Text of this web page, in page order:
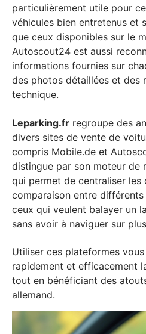
particulièrement utile pour
véhicules bien entretenus et
que ceux disponibles sur le
Autoscout24 est aussi
informations fournies sur
des photos détaillées et des
technique.
Leparking.fr regroupe des
divers sites de vente de
compris Mobile.de et
distingue par son moteur de
qui permet de centraliser
comparaison entre
ceux qui veulent balayer un
sans avoir à naviguer sur
Utiliser ces plateformes
rapidement et efficacement
tout en bénéficiant des
allemand.